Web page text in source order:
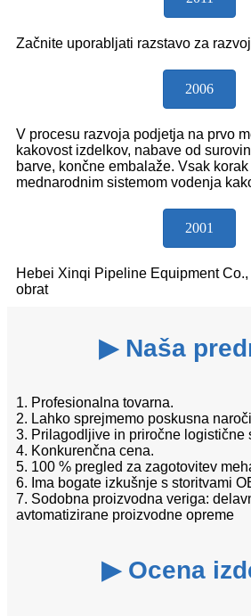
Začnite uporabljati razstavo za
2006
V procesu razvoja podjetja na prvo
kakovost izdelkov, nabave od
barve, končne embalaže. Vsak
mednarodnim sistemom vodenja
2001
Hebei Xinqi Pipeline Equipment
obrat
▶ Naša
1. Profesionalna tovarna.
2. Lahko sprejmemo poskusna
3. Prilagodljive in priročne logistične
4. Konkurenčna cena.
5. 100 % pregled za zagotovitev
6. Ima bogate izkušnje s storitvami
7. Sodobna proizvodna veriga:
avtomatizirane proizvodne opreme
▶ Ocena